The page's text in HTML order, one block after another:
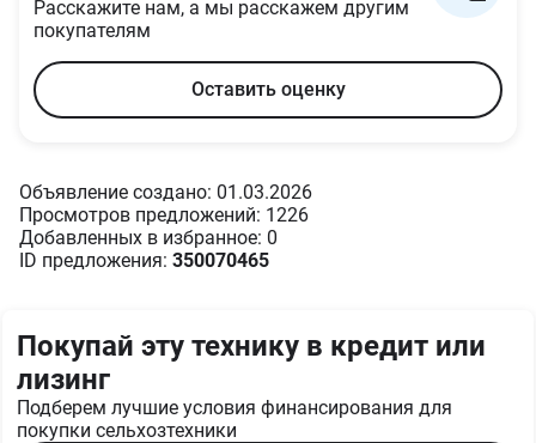
Расскажите нам, а мы расскажем другим
покупателям
Оставить оценку
Объявление создано: 01.03.2026
Просмотров предложений: 1226
Добавленных в избранное: 0
ID предложения: 350070465
Покупай эту технику в кредит или
лизинг
Подберем лучшие условия финансирования для
покупки сельхозтехники